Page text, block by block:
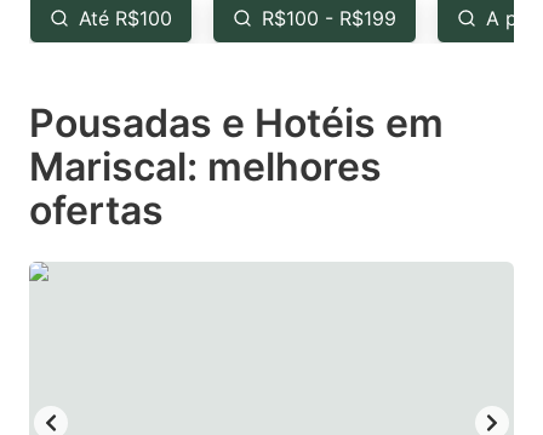
the
question
key
to
get
the
keyboard
the
question
key
to
keyboard
Até R$100 R$100 - R$199 A
Pousadas e Hotéis em
Mariscal: melhores
ofertas